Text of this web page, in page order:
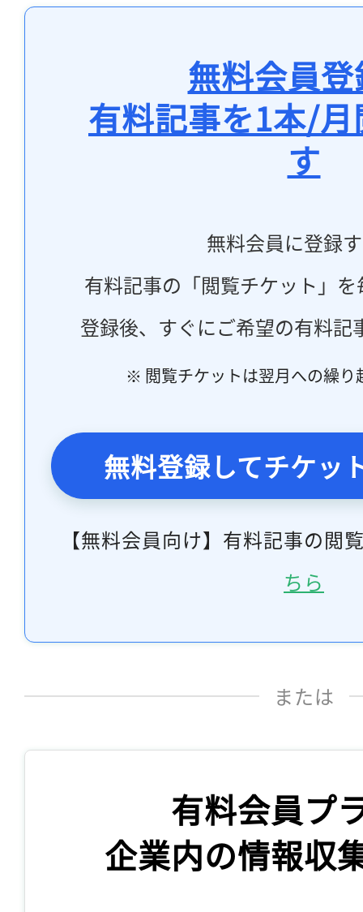
無料会員
有料記事を1本/
す
無料会員に登録
有料記事の「閲覧チケット」
登録後、すぐにご希望の有料記
※ 閲覧チケットは翌月への繰り
無料登録してチケッ
【無料会員向け】有料記事の閲
ちら
または
有料会員プ
企業内の情報収